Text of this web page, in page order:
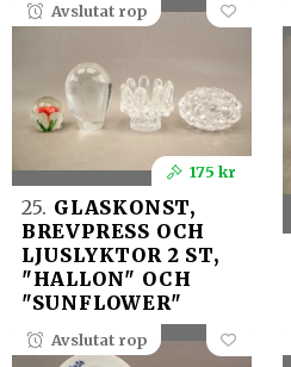
Avslutat rop
175 kr
25. GLASKONST,
BREVPRESS OCH
LJUSLYKTOR 2 ST,
"HALLON" OCH
"SUNFLOWER"
Avslutat rop